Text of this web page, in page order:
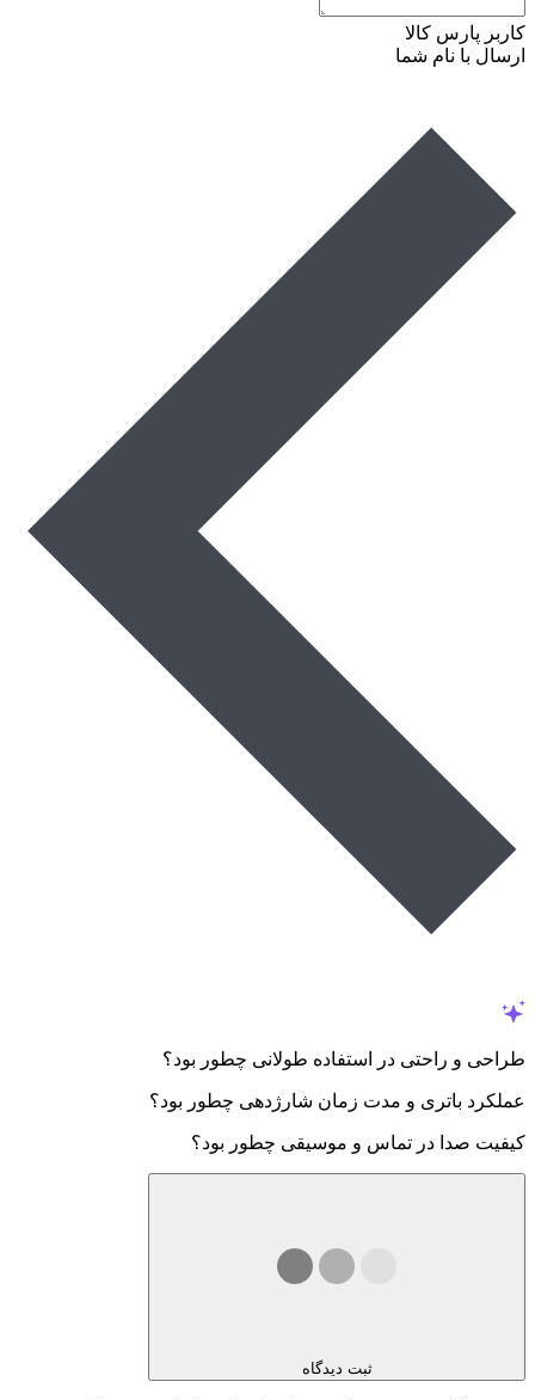
کاربر پارس کالا
ارسال با نام شما
طراحی و راحتی در استفاده طولانی چطور بود؟
عملکرد باتری و مدت زمان شارژدهی چطور بود؟
کیفیت صدا در تماس و موسیقی چطور بود؟
ثبت دیدگاه